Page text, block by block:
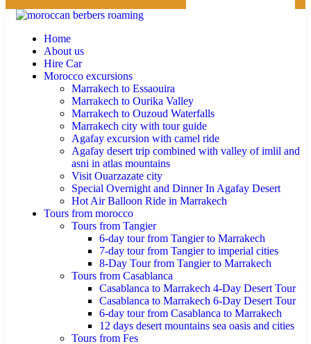
Home
About us
Hire Car
Morocco excursions
Marrakech to Essaouira
Marrakech to Ourika Valley
Marrakech to Ouzoud Waterfalls
Marrakech city with tour guide
Agafay excursion with camel ride
Agafay desert trip combined with valley of imlil and
asni in atlas mountains
Visit Ouarzazate city
Special Overnight and Dinner In Agafay Desert
Hot Air Balloon Ride in Marrakech
Tours from morocco
Tours from Tangier
6-day tour from Tangier to Marrakech
7-day tour from Tangier to imperial cities
8-Day Tour from Tangier to Marrakech
Tours from Casablanca
Casablanca to Marrakech 4-Day Desert Tour
Casablanca to Marrakech 6-Day Desert Tour
6-day tour from Casablanca to Marrakech
12 days desert mountains sea oasis and cities
Tours from Fes